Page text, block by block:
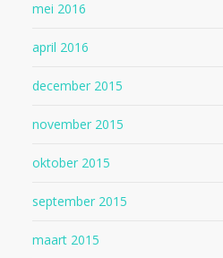
mei 2016
april 2016
december 2015
november 2015
oktober 2015
september 2015
maart 2015